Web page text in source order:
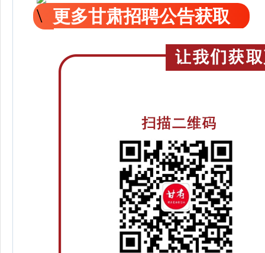
更多甘肃招聘公告获取